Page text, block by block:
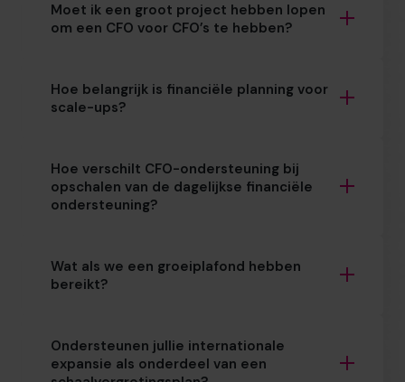
Moet ik een groot project hebben lopen
om een CFO voor CFO’s te hebben?
Hoe belangrijk is financiële planning voor
scale-ups?
Hoe verschilt CFO-ondersteuning bij
opschalen van de dagelijkse financiële
ondersteuning?
Wat als we een groeiplafond hebben
bereikt?
Ondersteunen jullie internationale
expansie als onderdeel van een